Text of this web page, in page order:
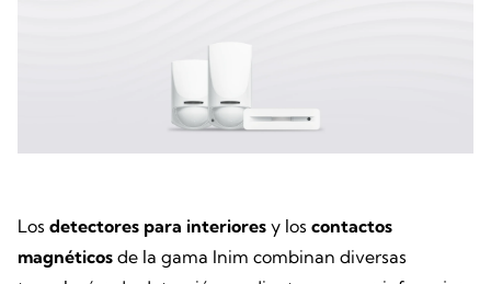
Los detectores para interiores y los contactos
magnéticos de la gama Inim combinan diversas